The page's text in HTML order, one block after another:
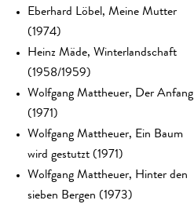
Eberhard Löbel, Meine Mutter
(1974)
Heinz Mäde, Winterlandschaft
(1958/1959)
Wolfgang Mattheuer, Der Anfang
(1971)
Wolfgang Mattheuer, Ein Baum
wird gestutzt (1971)
Wolfgang Mattheuer, Hinter den
sieben Bergen (1973)